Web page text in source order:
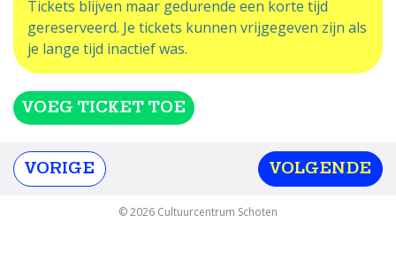
Tickets blijven maar gedurende een korte tijd
gereserveerd. Je tickets kunnen vrijgegeven zijn als
je lange tijd inactief was.
VOEG TICKET TOE
VORIGE VOLGENDE
© 2026 Cultuurcentrum Schoten